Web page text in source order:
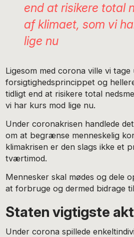
end at risikere total
af klimaet, som vi
lige nu
Ligesom med corona ville vi
forsigtighedsprincippet og
tidligt end at risikere total
vi har kurs mod lige nu.
Under coronakrisen handlede
om at begrænse menneskelig
klimakrisen er den slags ikke et
tværtimod.
Mennesker skal mødes og dele
at forbruge og dermed bidrage
Staten vigtigste
Under corona spillede